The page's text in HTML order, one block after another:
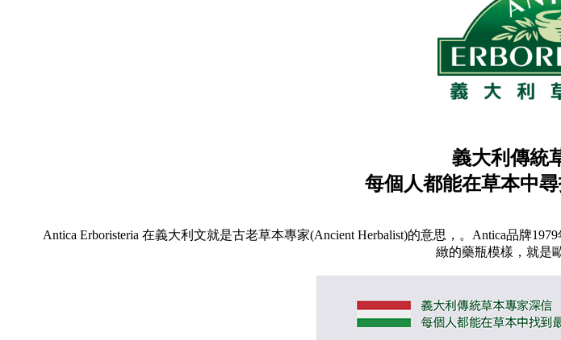
義大利傳統
每個人都能在草本中
Antica Erboristeria 在義大利文就是古老草本專家(Ancient Herbalist)的意思，。Antica品牌
緻的藥瓶模樣，就是